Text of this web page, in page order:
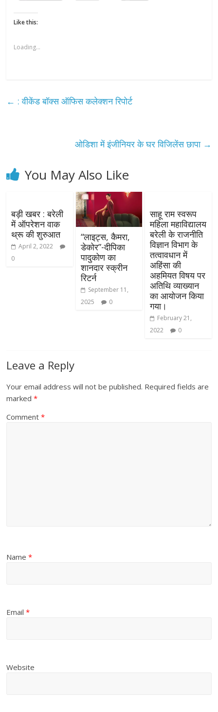
Like this:
Loading...
← : वीकेंड बॉक्स ऑफिस कलेक्शन रिपोर्ट
ओडिशा में इंजीनियर के घर विजिलेंस छापा →
You May Also Like
बड़ी खबर : बरेली
में ऑपरेशन वाक
थ्रू की शुरुआत
April 2, 2022
0
“लाइट्स, कैमरा,
डेकोर”-दीपिका
पादुकोण का
शानदार स्क्रीन
रिटर्न
September 11,
2025
0
साहू राम स्वरूप
महिला महाविद्यालय
बरेली के राजनीति
विज्ञान विभाग के
तत्वावधान में
अहिंसा की
अहमियत विषय पर
अतिथि व्याख्यान
का आयोजन किया
गया।
February 21,
2022
0
Leave a Reply
Your email address will not be published. Required fields are
marked*
Comment*
Name*
Email*
Website